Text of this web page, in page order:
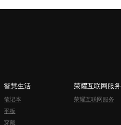
智慧生活
笔记本
平板
穿戴
荣耀互联网服务
荣耀互联网服务